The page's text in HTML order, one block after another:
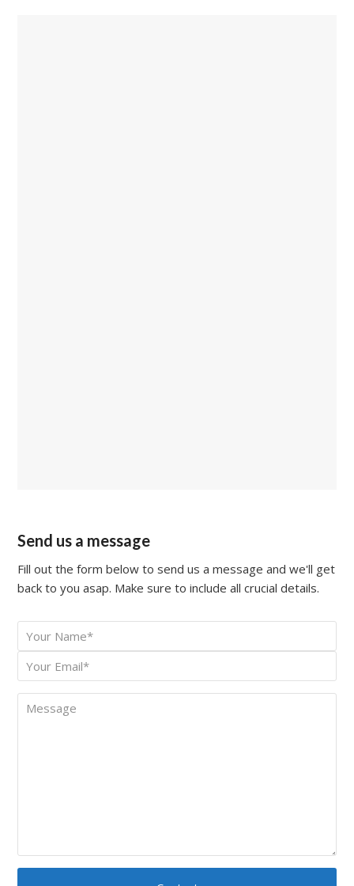
Send us a message
Fill out the form below to send us a message and we'll get
back to you asap. Make sure to include all crucial details.
Your
Name *
Your
Email
Message